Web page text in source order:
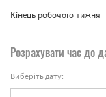
Кінець робочого тижня
Розрахувати час до
Виберіть дату: